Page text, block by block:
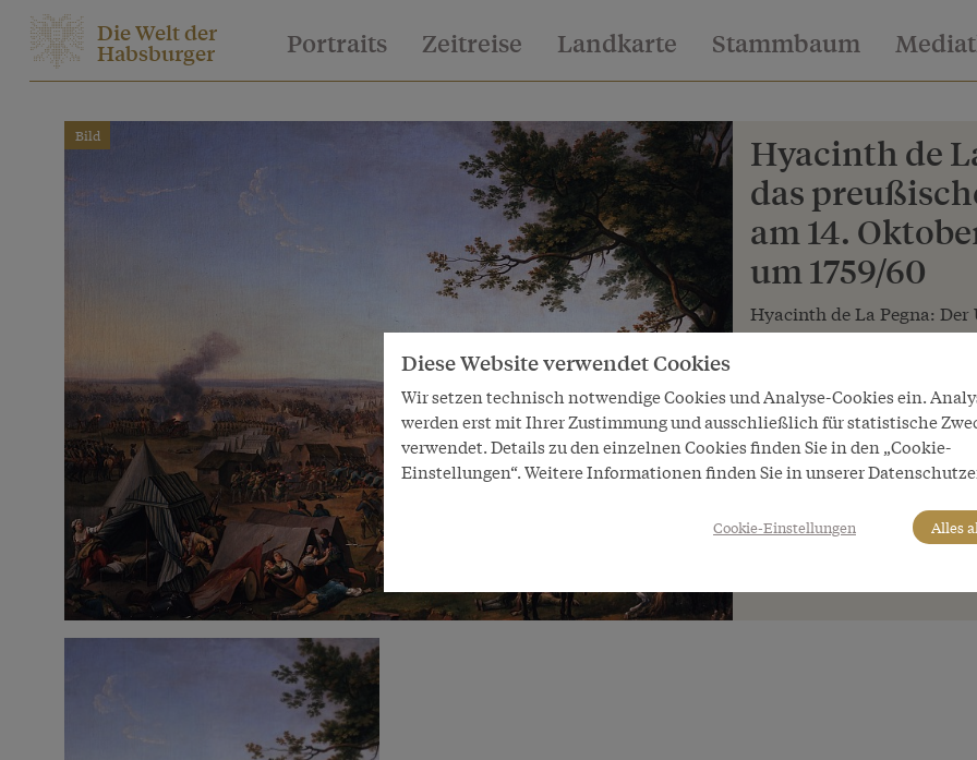
Die Welt der
Habsburger Portraits Zeitreise Landkarte Stammbaum
Bild
Hyacinth de
das
am 14.
um 1759/60
Hyacinth de La Pegna:
Hochkirch am 14. Oktober
Heeresgeschichtliches Museum
LeihgeberIn
Heeresgeschichtliches Museum
Diese Website verwendet Cookies
Wir setzen technisch notwendige Cookies und Analyse-Cookies ein.
werden erst mit Ihrer Zustimmung und ausschließlich für statistische
verwendet. Details zu den einzelnen Cookies finden Sie in den „Cookie-
Einstellungen“. Weitere Informationen finden Sie in unserer
Cookie-Einstellungen Alles